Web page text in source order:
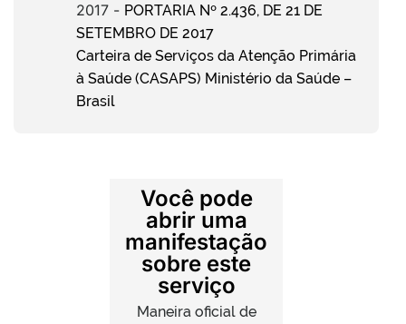
2017 - PORTARIA Nº 2.436, DE 21 DE
SETEMBRO DE 2017
Carteira de Serviços da Atenção Primária
à Saúde (CASAPS) Ministério da Saúde –
Brasil
Você pode
abrir uma
manifestação
sobre este
serviço
Maneira oficial de